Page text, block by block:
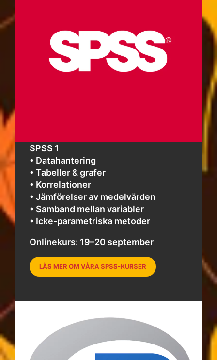
SPSS 1
• Datahantering
• Tabeller & grafer
• Korrelationer
• Jämförelser av medelvärden
• Samband mellan variabler
• Icke-parametriska metoder
Onlinekurs: 19–20 september
LÄS MER OM VÅRA SPSS-KURSER